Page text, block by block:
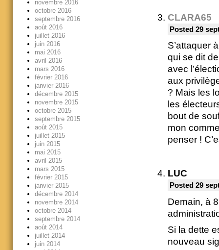
CLARA65
Posted 29
S’attaquer
qui se dit
avec
aux
? Mais les
les
bout de
mon
penser !
LUC
Posted 29
Demain, à
Si la dette
nouveau
novembre 2016
octobre 2016
septembre 2016
août 2016
juillet 2016
juin 2016
mai 2016
avril 2016
mars 2016
février 2016
janvier 2016
décembre 2015
novembre 2015
octobre 2015
septembre 2015
août 2015
juillet 2015
juin 2015
mai 2015
avril 2015
mars 2015
février 2015
janvier 2015
décembre 2014
novembre 2014
octobre 2014
septembre 2014
août 2014
juillet 2014
juin 2014